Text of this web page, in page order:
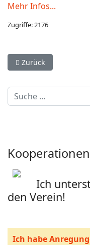
Mehr Infos...
Zugriffe: 2176
Vorheriger Beitrag:
Zurück
Geben Sie hier den
Ich
den Verein!
Ich habe